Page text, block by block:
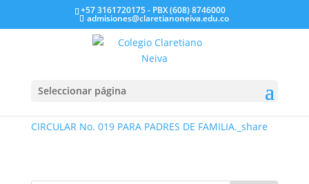
+57 3161720175 - PBX (608) 8746000
admisiones@claretianoneiva.edu.co
Seleccionar página
CIRCULAR 019-2026
CIRCULAR No. 019 PARA PADRES DE FAMILIA._share